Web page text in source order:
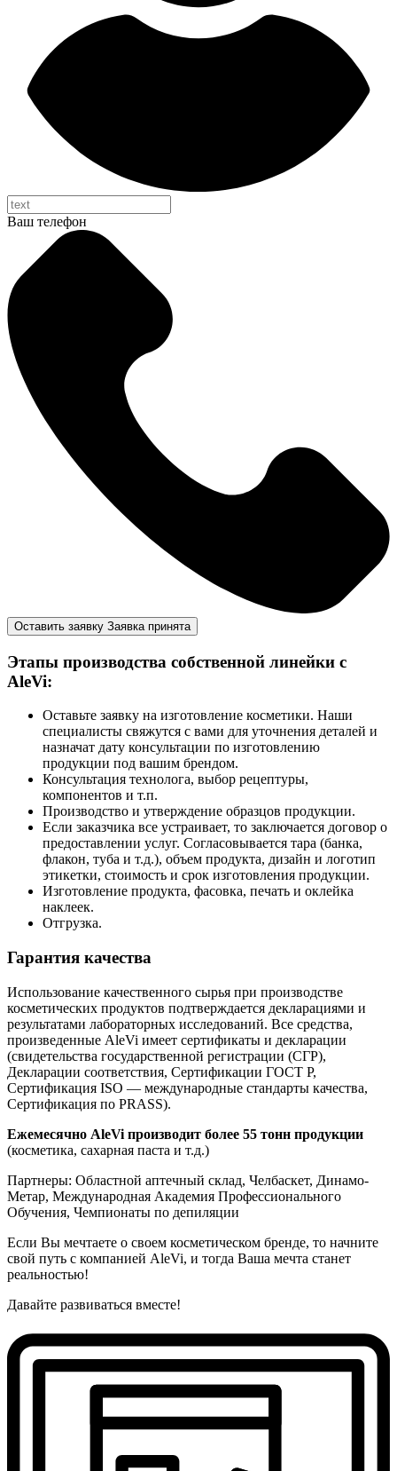
Ваш телефон
Оставить заявку Заявка принята
Этапы производства собственной линейки с
AleVi:
Оставьте заявку на изготовление косметики. Наши
специалисты свяжутся с вами для уточнения деталей и
назначат дату консультации по изготовлению
продукции под вашим брендом.
Консультация технолога, выбор рецептуры,
компонентов и т.п.
Производство и утверждение образцов продукции.
Если заказчика все устраивает, то заключается договор о
предоставлении услуг. Согласовывается тара (банка,
флакон, туба и т.д.), объем продукта, дизайн и логотип
этикетки, стоимость и срок изготовления продукции.
Изготовление продукта, фасовка, печать и оклейка
наклеек.
Отгрузка.
Гарантия качества
Использование качественного сырья при производстве
косметических продуктов подтверждается декларациями и
результатами лабораторных исследований. Все средства,
произведенные AleVi имеет сертификаты и декларации
(свидетельства государственной регистрации (СГР),
Декларации соответствия, Сертификации ГОСТ Р,
Сертификация ISO — международные стандарты качества,
Сертификация по PRASS).
Ежемесячно AleVi производит более 55 тонн продукции
(косметика, сахарная паста и т.д.)
Партнеры: Областной аптечный склад, Челбаскет, Динамо-
Метар, Международная Академия Профессионального
Обучения, Чемпионаты по депиляции
Если Вы мечтаете о своем косметическом бренде, то начните
свой путь с компанией AleVi, и тогда Ваша мечта станет
реальностью!
Давайте развиваться вместе!